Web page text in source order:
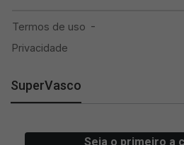
SuperVasco